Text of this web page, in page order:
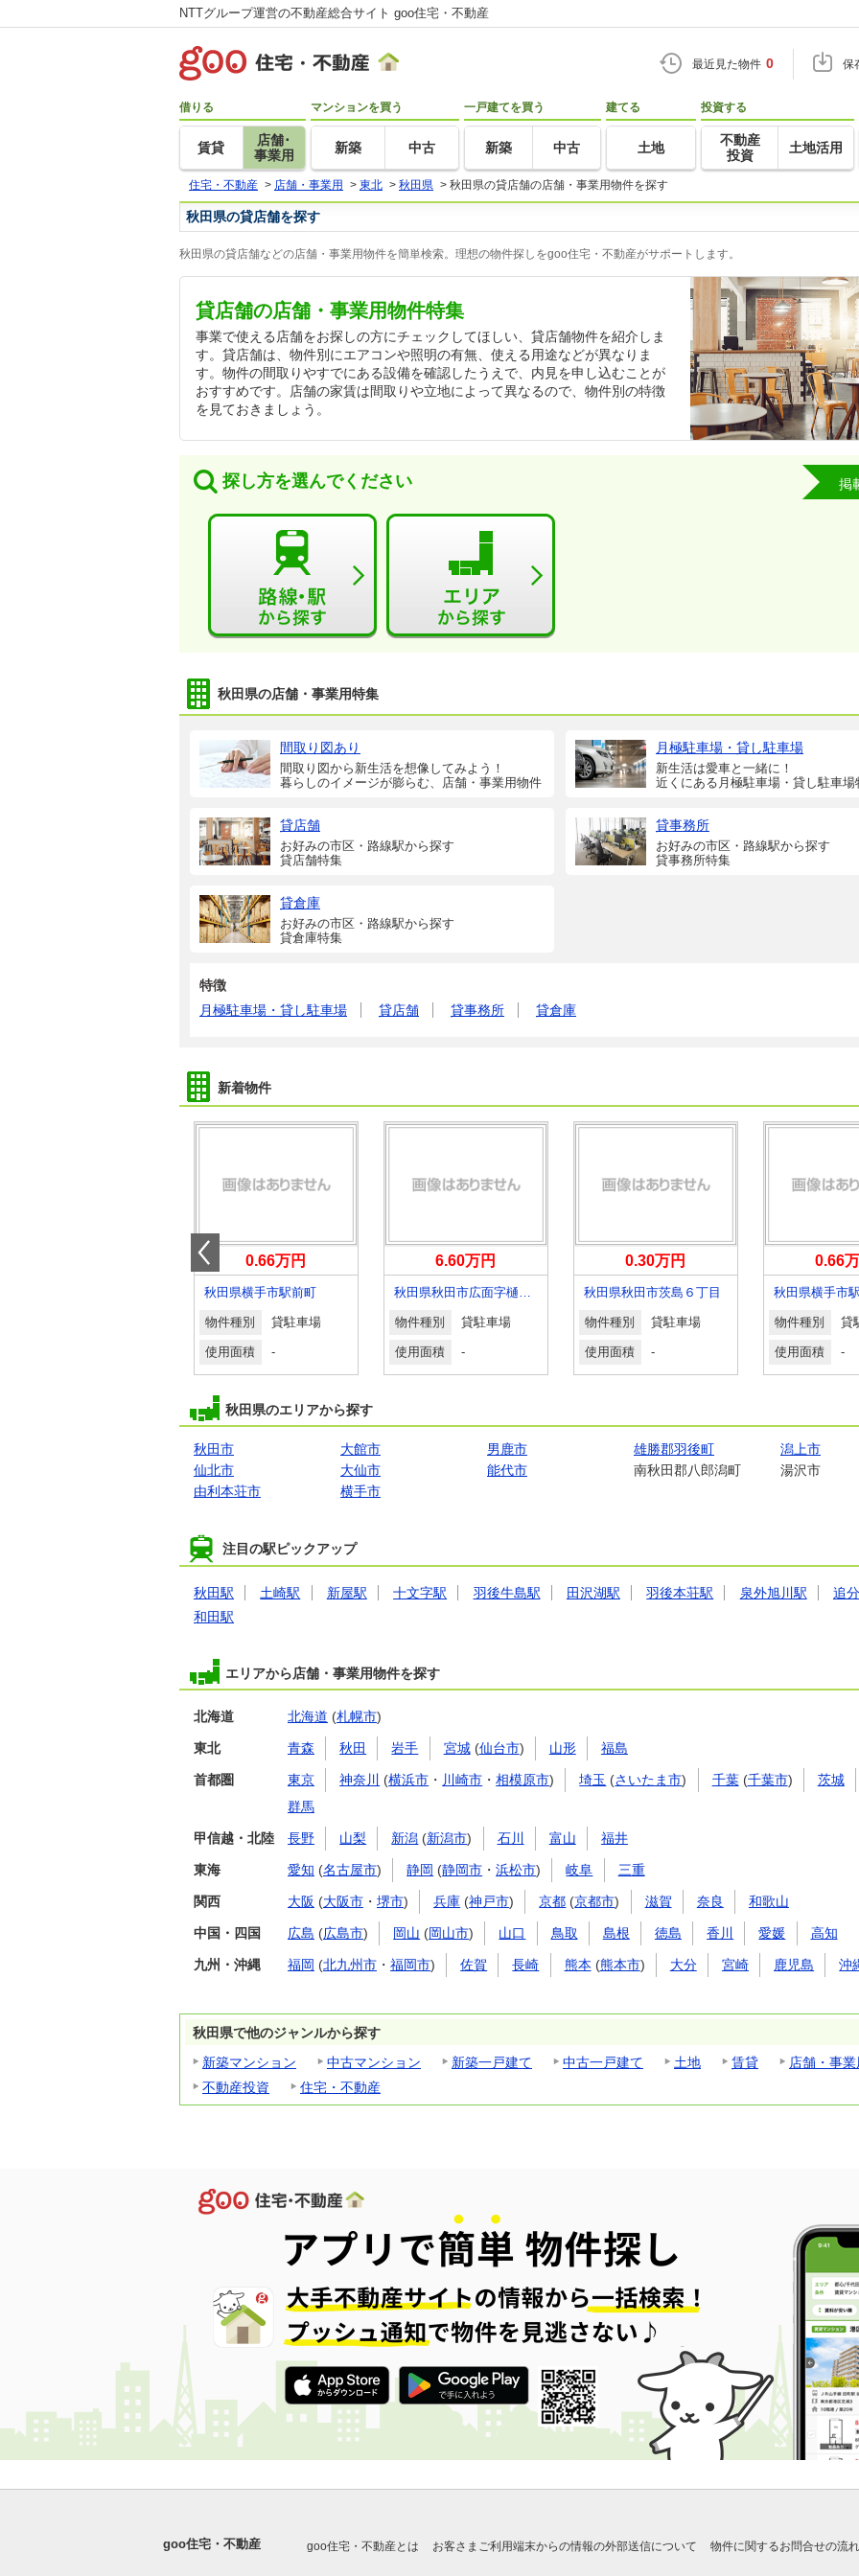
NTTグループ運営の不動産総合サイト goo住宅・不動産
最近見た物件 0 保
借りる
賃貸
店舗･
事業用
マンションを買う
新築 中古
一戸建てを買う
新築 中古
建てる
土地
投資する
不動産
投資
土地活用
住宅・不動産 > 店舗・事業用 > 東北 > 秋田県 > 秋田県の貸店舗の店舗・事業用物件を探す
秋田県の貸店舗を探す
秋田県の貸店舗などの店舗・事業用物件を簡単検索。理想の物件探しをgoo住宅・不動産がサポートします。
貸店舗の店舗・事業用物件特集
事業で使える店舗をお探しの方にチェックしてほしい、貸店舗物件を紹介しま
す。貸店舗は、物件別にエアコンや照明の有無、使える用途などが異なりま
す。物件の間取りやすでにある設備を確認したうえで、内見を申し込むことが
おすすめです。店舗の家賃は間取りや立地によって異なるので、物件別の特徴
を見ておきましょう。
探し方を選んでください 掲
秋田県の店舗・事業用特集
間取り図あり
間取り図から新生活を想像してみよう！
暮らしのイメージが膨らむ、店舗・事業用物件
月極駐車場・貸し駐車場
新生活は愛車と一緒に！
近くにある月極駐車場・貸し駐車場
貸店舗
お好みの市区・路線駅から探す
貸店舗特集
貸事務所
お好みの市区・路線駅から探す
貸事務所特集
貸倉庫
お好みの市区・路線駅から探す
貸倉庫特集
特徴
月極駐車場・貸し駐車場
貸店舗 貸事務所 貸倉庫
新着物件
0.66万円
秋田県横手市駅前町
物件種別 貸駐車場
使用面積 -
6.60万円
秋田県秋田市広面字樋ノ沖
物件種別 貸駐車場
使用面積 -
0.30万円
秋田県秋田市茨島６丁目
物件種別 貸駐車場
使用面積 -
0.66
秋田県横手市
物件種別 貸
使用面積 -
秋田県のエリアから探す
秋田市 大館市 男鹿市 雄勝郡羽後町
潟上市
仙北市
大仙市 能代市 南秋田郡八郎潟町
湯沢市
由利本荘市
横手市
注目の駅ピックアップ
秋田駅 土崎駅 新屋駅 十文字駅 羽後牛島駅 田沢湖駅 羽後本荘駅 泉外旭川駅
追
和田駅
エリアから店舗・事業用物件を探す
北海道 北海道 (札幌市)
東北 青森 秋田 岩手 宮城(仙台市) 山形 福島
首都圏 東京 神奈川 (横浜市 ・ 川崎市 ・相模原市) 埼玉 (さいたま市) 千葉(千葉市) 茨城
群馬
甲信越・北陸 長野 山梨 新潟 (新潟市) 石川 富山 福井
東海 愛知 (名古屋市) 静岡 (静岡市 ・浜松市) 岐阜 三重
関西 大阪 (大阪市 ・ 堺市) 兵庫 (神戸市) 京都 (京都市) 滋賀 奈良 和歌山
中国・四国 広島 (広島市) 岡山 (岡山市) 山口 鳥取 島根 徳島 香川 愛媛 高知
九州・沖縄 福岡 (北九州市 ・ 福岡市) 佐賀 長崎 熊本 (熊本市) 大分 宮崎 鹿児島 沖
秋田県で他のジャンルから探す
新築マンション
中古マンション 新築一戸建て 中古一戸建て 土地 賃貸
店舗・事業
不動産投資
住宅・不動産
goo住宅・不動産 goo住宅・不動産とは お客さまご利用端末からの情報の外部送信について 物件に関するお問合せの流れ